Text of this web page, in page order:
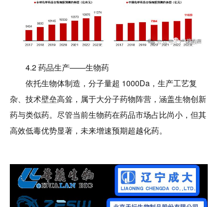
4.2 药品生产——生物药
依托生物体制造，分子量超 1000Da，生产工艺复
杂、技术壁垒高耸，属于大分子药物阵营，涵盖生物创新
药与类似药。尽管当前生物药在药品市场占比尚小，但其
高效低毒优势显著，未来增速预期超越化药。